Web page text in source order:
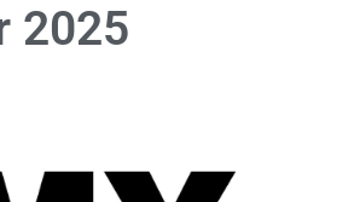
2025